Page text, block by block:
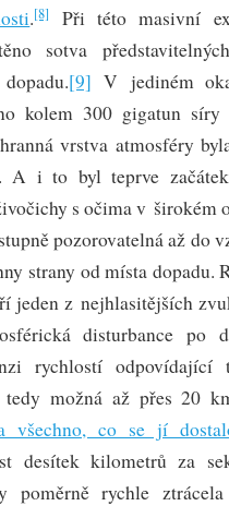
.[8]
Při této masivní
sotva
[9] V jediném
kolem 300 gigatun
vrstva atmosféry
A i to byl teprve
s očima v širokém
pozorovatelná až do
strany od místa dopadu.
jeden z nejhlasitějších
disturbance po
rychlostí
tedy možná až přes 20
všechno, co se jí
desítek kilometrů za
poměrně rychle